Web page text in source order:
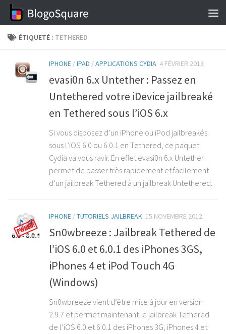
Skip to content
ÉTIQUETÉ : TETHERED
IPHONE /IPAD /APPLICATIONS CYDIA 4 FÉVRIER 2013
evasi0n 6.x Untether : Passez en
Untethered votre iDevice jailbreaké
en Tethered sous l’iOS 6.x
Si vous disposez d’un iPhone ou iPod jailbreakés
sous l’iOS 6.0 ou 6.0.1 en Tethered, ce paquet
Cydia va vous ravir. En effet evasi0n 6.x Untether
permet de passer très rapidement et facilement
d’un jailbreak Tethered à un jailbreak Untethered.
IPHONE /TUTORIELS JAILBREAK 15 NOVEMBRE 2012
Sn0wbreeze : Jailbreak Tethered de
l’iOS 6.0 et 6.0.1 des iPhones 3GS,
iPhones 4 et iPod Touch 4G
(Windows)
Sn0wbreeze vient d’être mise à jour en version
2.9.7 et permet maintenant le jailbreak Tethered
de l’iOS 6.0 et 6.0.1 des iPhones 3G, iPhones 4 et